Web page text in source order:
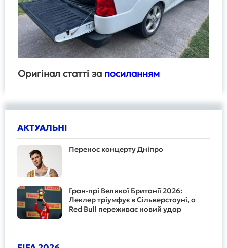
Оригінал статті за посиланням
АКТУАЛЬНІ
Перенос концерту Дніпро
Гран-прі Великої Британії 2026:
Леклер тріумфує в Сільверстоуні, а
Red Bull переживає новий удар